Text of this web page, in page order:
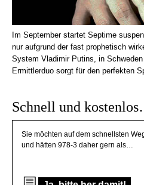
Im September startet Septime
nur aufgrund der fast prophetisch
System Vladimir Putins, in
Ermittlerduo sorgt für den perfekten
Schnell und
Sie möchten auf dem schnellsten
und hätten 978-3 daher gern als…